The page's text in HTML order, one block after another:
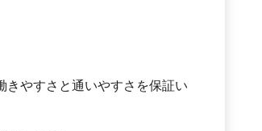
きやすさと通いやすさを保証い